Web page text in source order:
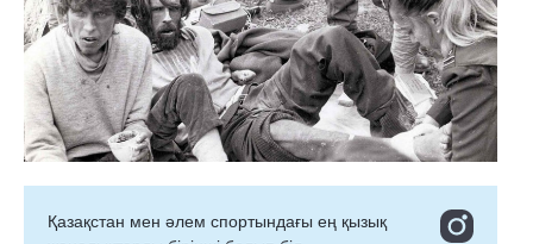
Қазақстан мен әлем спортындағы ең қызық